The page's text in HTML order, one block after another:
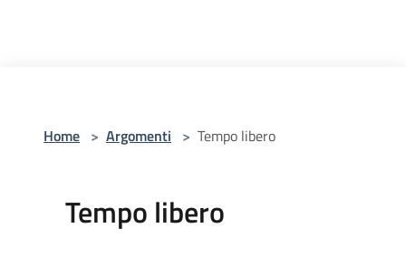
Home > Argomenti > Tempo libero
Tempo libero